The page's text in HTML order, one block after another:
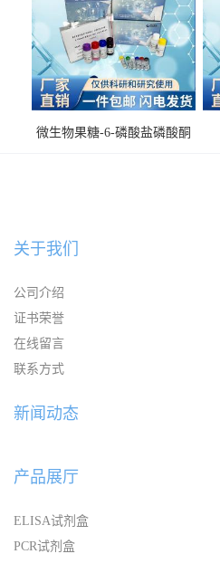
微生物果糖-6-磷酸盐磷酸酮
关于我们
公司介绍
证书荣誉
在线留言
联系方式
新闻动态
产品展厅
ELISA试剂盒
PCR试剂盒